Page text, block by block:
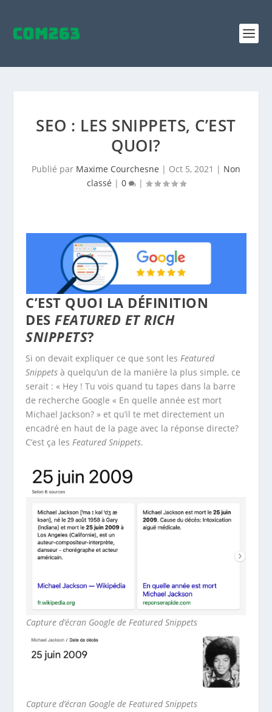
SEO : LES SNIPPETS, C’EST
QUOI?
Publié par Maxime Courchesne | Oct 5, 2021 | Non
classé | 0 |
C’EST QUOI LA DÉFINITION
DESFEATURED ET RICH
SNIPPETS?
Si on devait expliquer ce que sont lesFeatured
Snippets à quelqu’un de la manière la plus simple, ce
serait : « Hey ! Tu vois quand tu tapes dans la barre
de recherche Google « En quelle année est mort
Michael Jackson? » et qu’il te met directement un
encadré en haut de la page avec la réponse directe?
C’est ça lesFeatured Snippets.
Capture d’écran Google de Featured Snippets
Capture d’écran Google de Featured Snippets